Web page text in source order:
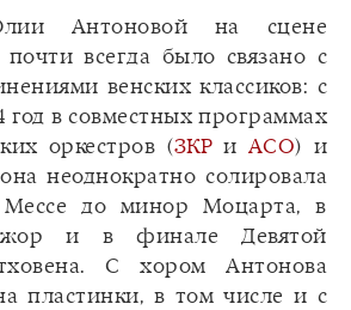
Антоновой на сцене
всегда было связано с
венских классиков: с
год в совместных программах
оркестров (ЗКР и АСО) и
она неоднократно солировала
до минор Моцарта, в
и в финале Девятой
С хором Антонова
пластинки, в том числе и с